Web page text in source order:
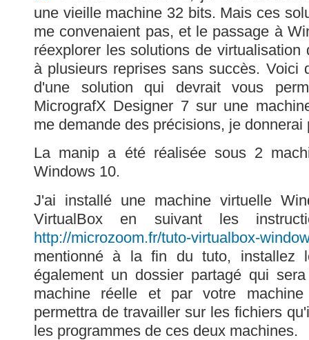
une vieille machine 32 bits. Mais ces
me convenaient pas, et le passage à
réexplorer les solutions de virtualisation
à plusieurs reprises sans succès. Voici
d'une solution qui devrait vous
MicrografX Designer 7 sur une
me demande des précisions, je donnerai
La manip a été réalisée sous 2
Windows 10.
J'ai installé une machine virtuelle
VirtualBox en suivant les
http://microzoom.fr/tuto-virtualbox-
mentionné à la fin du tuto, installez
également un dossier partagé qui
machine réelle et par votre
permettra de travailler sur les fichiers
les programmes de ces deux machines.